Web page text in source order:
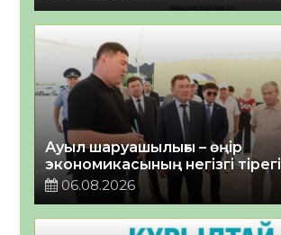
Ауыл шаруашылығы – өңір
экономикасының негізгі тірегі
06.08.2026